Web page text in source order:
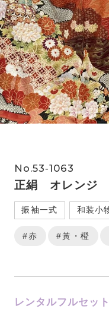
No.53‐1063
正絹 オレンジ
振袖一式 和装小
#赤 #黃・橙
レンタルフルセッ